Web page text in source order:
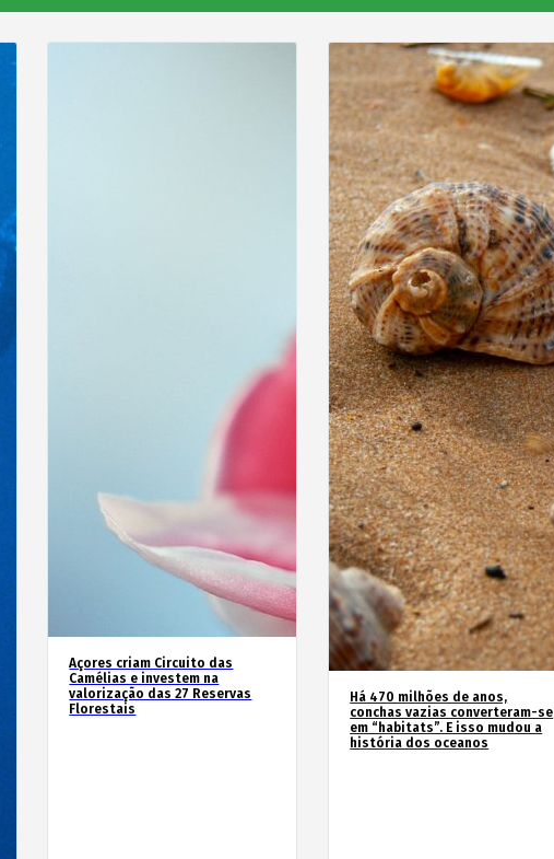
Açores criam Circuito das
Camélias e investem na
valorização das 27 Reservas
Florestais
Há 470 milhões de anos,
conchas vazias converteram-se
em “habitats”. E isso mudou a
história dos oceanos